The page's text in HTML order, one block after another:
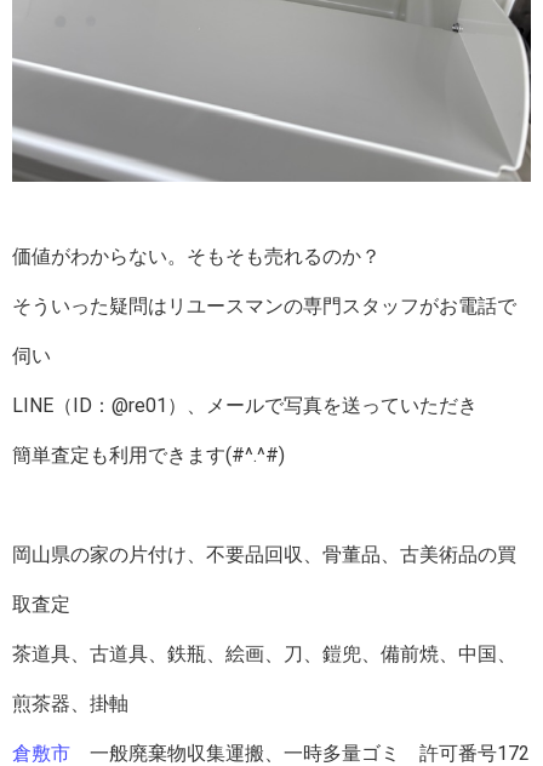
価値がわからない。そもそも売れるのか？
そういった疑問はリユースマンの専門スタッフがお電話で
伺い
LINE（ID：@re01）、メールで写真を送っていただき
簡単査定も利用できます(#^.^#)
岡山県の家の片付け、不要品回収、骨董品、古美術品の買
取査定
茶道具、古道具、鉄瓶、絵画、刀、鎧兜、備前焼、中国、
煎茶器、掛軸
倉敷市 一般廃棄物収集運搬、一時多量ゴミ 許可番号172